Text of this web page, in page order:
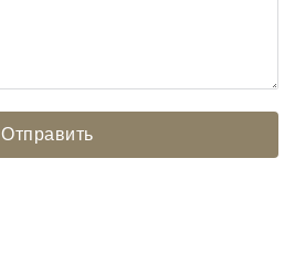
Отправить